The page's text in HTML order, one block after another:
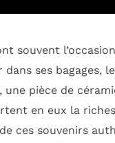
souvent
ses bagages,
une pièce de
en eux la
ces souvenirs